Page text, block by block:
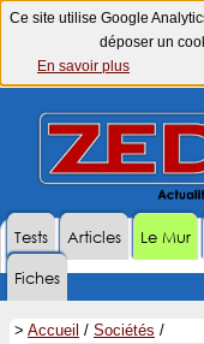
Ce site utilise Google
déposer un
En savoir plus
Tests Articles Le Mur
Fiches
> Accueil / Sociétés /